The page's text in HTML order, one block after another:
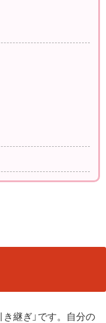
き継ぎ」です。自分の